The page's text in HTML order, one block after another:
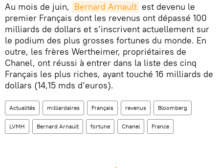
Au mois de juin, Bernard Arnault est devenu le
premier Français dont les revenus ont dépassé 100
milliards de dollars et s’inscrivent actuellement sur
le podium des plus grosses fortunes du monde. En
outre, les frères Wertheimer, propriétaires de
Chanel, ont réussi à entrer dans la liste des cinq
Français les plus riches, ayant touché 16 milliards de
dollars (14,15 mds d’euros).
Actualités milliardaires Français revenus Bloomberg
LVMH Bernard Arnault fortune Chanel France